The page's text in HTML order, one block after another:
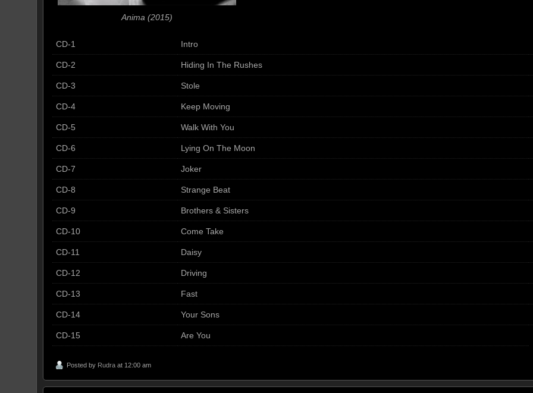
Anima (2015)
CD-1 Intro
CD-2 Hiding In The Rushes
CD-3 Stole
CD-4 Keep Moving
CD-5 Walk With You
CD-6 Lying On The Moon
CD-7 Joker
CD-8 Strange Beat
CD-9 Brothers & Sisters
CD-10 Come Take
CD-11 Daisy
CD-12 Driving
CD-13 Fast
CD-14 Your Sons
CD-15 Are You
Posted by Rudra at 12:00 am